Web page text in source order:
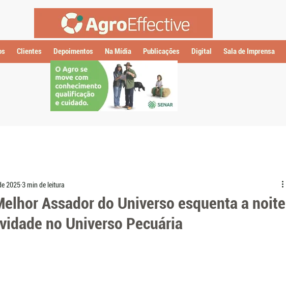
Clientes Depoimentos Na Mídia Publicações Digital Sala de Imprensa
Assador do Universo esquenta a noite
no Universo Pecuária
20253 min de leitura